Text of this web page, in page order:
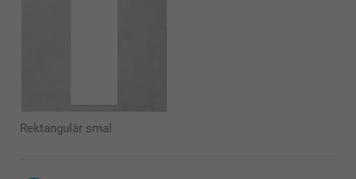
Rektangulär smal